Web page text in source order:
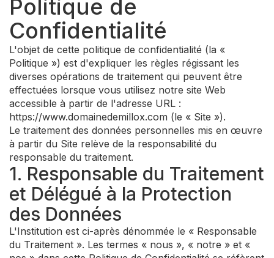
Politique de
Confidentialité
L'objet de cette politique de confidentialité (la «
Politique ») est d'expliquer les règles régissant les
diverses opérations de traitement qui peuvent être
effectuées lorsque vous utilisez notre site Web
accessible à partir de l'adresse URL :
https://www.domainedemillox.com (le « Site »).
Le traitement des données personnelles mis en œuvre
à partir du Site relève de la responsabilité du
responsable du traitement.
1. Responsable du Traitement
et Délégué à la Protection
des Données
L'Institution est ci-après dénommée le « Responsable
du Traitement ». Les termes « nous », « notre » et «